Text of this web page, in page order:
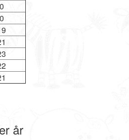
0
0
år